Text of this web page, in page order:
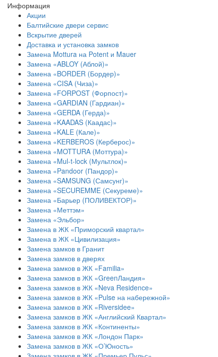
Информация
Акции
Балтийские двери сервис
Вскрытие дверей
Доставка и установка замков
Замена Mottura на Potent и Mauer
Замена «ABLOY (Аблой)»
Замена «BORDER (Бордер)»
Замена «CISA (Чиза)»
Замена «FORPOST (Форпост)»
Замена «GARDIAN (Гардиан)»
Замена «GERDA (Герда)»
Замена «KAADAS (Каадас)»
Замена «KALE (Кале)»
Замена «KERBEROS (Керберос)»
Замена «MOTTURA (Моттура)»
Замена «Mul-t-lock (Мультлок)»
Замена «Pandoor (Пандор)»
Замена «SAMSUNG (Самсунг)»
Замена «SECUREMME (Секуреме)»
Замена «Барьер (ПОЛИВЕКТОР)»
Замена «Меттэм»
Замена «Эльбор»
Замена в ЖК «Приморский квартал»
Замена в ЖК «Цивилизация»
Замена замков в Гранит
Замена замков в дверях
Замена замков в ЖК «Familia»
Замена замков в ЖК «GreenЛандия»
Замена замков в ЖК «Neva Residence»
Замена замков в ЖК «Pulse на набережной»
Замена замков в ЖК «Riversidee»
Замена замков в ЖК «Английский Квартал»
Замена замков в ЖК «Континенты»
Замена замков в ЖК «Лондон Парк»
Замена замков в ЖК «О’Юность»